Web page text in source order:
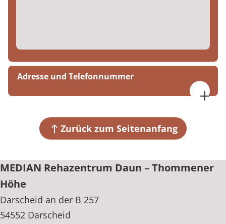
Adresse und Telefonnummer
54552 DarscheidZurück zum Seitenanfang
MEDIAN Rehazentrum Daun – Thommener
Höhe
Darscheid an der B 257
54552 Darscheid